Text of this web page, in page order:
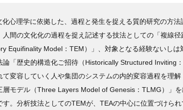
化心理学に依拠した、過程と発生を捉える質的研究の方法
人間の文化化の過程を捉え記述する技法としての「複線
Equifinality Model：TEM）」、対象となる経験ないし
論「歴史的構造化ご招待（Historically Structured Inviting
て変容していく人や集団のシステムの内的変容過程を理
層モデル（Three Layers Model of Genesis：TLMG）」
す。分析技法としてのTEMが、TEAの中心に位置づけら